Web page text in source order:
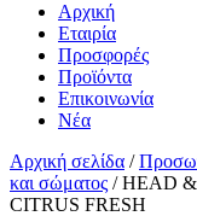
Αρχική
Εταιρία
Προσφορές
Προϊόντα
Επικοινωνία
Νέα
Αρχική σελίδα /
και σώματος / HEAD
CITRUS FRESH